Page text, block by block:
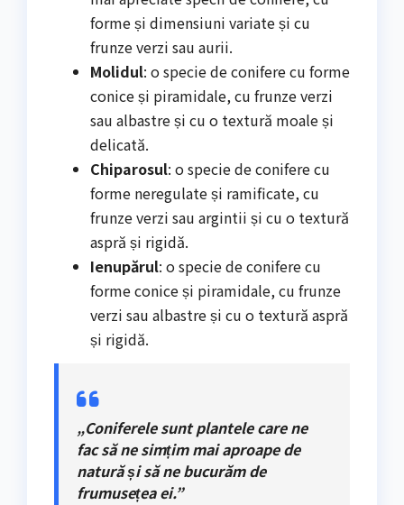
forme și dimensiuni variate și cu
frunze verzi sau aurii.
Molidul: o specie de conifere cu forme
conice și piramidale, cu frunze verzi
sau albastre și cu o textură moale și
delicată.
Chiparosul: o specie de conifere cu
forme neregulate și ramificate, cu
frunze verzi sau argintii și cu o textură
aspră și rigidă.
Ienupărul: o specie de conifere cu
forme conice și piramidale, cu frunze
verzi sau albastre și cu o textură aspră
și rigidă.
„Coniferele sunt plantele care ne
fac să ne simțim mai aproape de
natură și să ne bucurăm de
frumusețea ei.”